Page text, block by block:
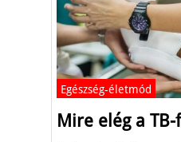
Egészség-életmód
Mire elég a